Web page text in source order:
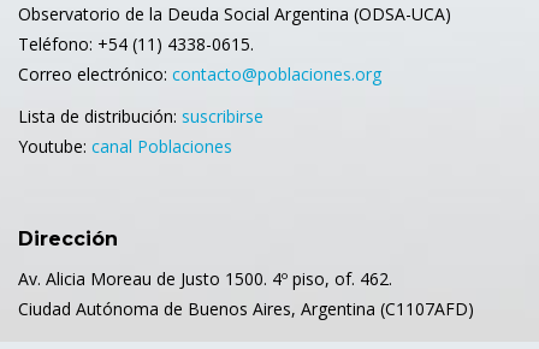
Observatorio de la Deuda Social Argentina (ODSA-UCA)
Teléfono: +54 (11) 4338-0615.
Correo electrónico: contacto@poblaciones.org
Lista de distribución: suscribirse
Youtube: canal Poblaciones
Dirección
Av. Alicia Moreau de Justo 1500. 4º piso, of. 462.
Ciudad Autónoma de Buenos Aires, Argentina (C1107AFD)